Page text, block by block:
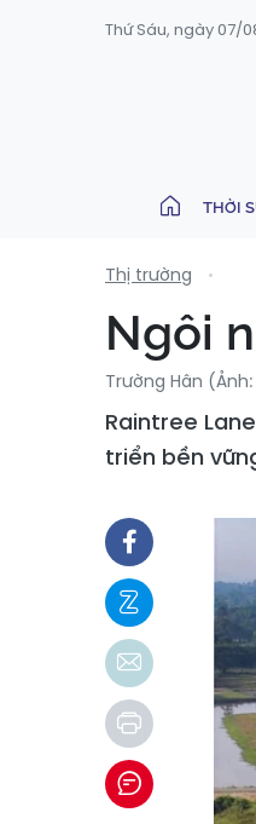
Thứ Sáu, ngày 07/
THỜI
Thị trường
Ngôi
Trường Hân
Raintree
triển bền